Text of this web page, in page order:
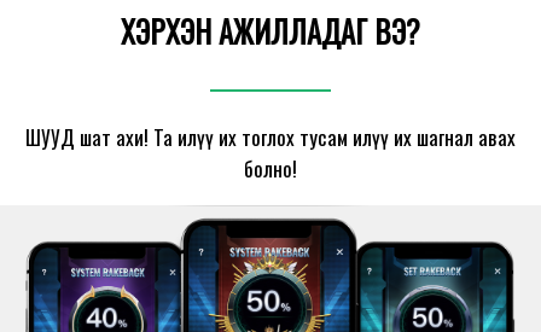
ХЭРХЭН АЖИЛЛАДАГ ВЭ?
ШУУД шат ахи! Та илүү их тоглох тусам илүү их шагнал авах
болно!